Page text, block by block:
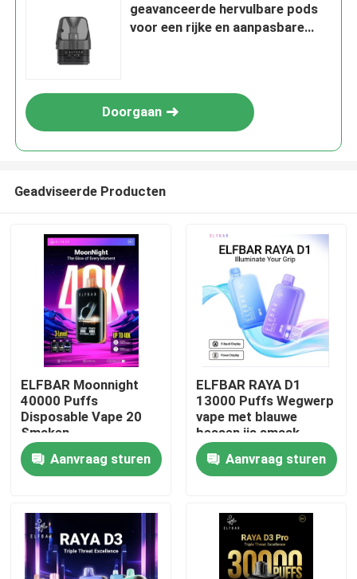
Producten
geavanceerde hervulbare pods
voor een rijke en aanpasbare
Doorgaan
Geadviseerde Producten
ELFBAR Moonnight
40000 Puffs
Disposable Vape 20
Smaken
Aanvraag sturen
ELFBAR RAYA D1
13000 Puffs Wegwerp
vape met blauwe
bessen ijs smaak
Aanvraag sturen